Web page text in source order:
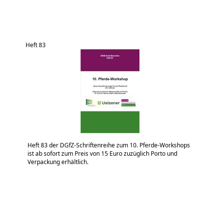
Heft 83
Heft 83 der DGfZ-Schriftenreihe zum 10. Pferde-Workshops
ist ab sofort zum Preis von 15 Euro zuzüglich Porto und
Verpackung erhältlich.